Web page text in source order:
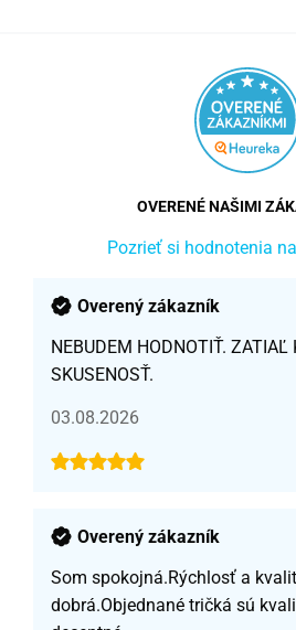
OVERENÉ NAŠIMI
Pozrieť si hodnotenia
Overený zákazník
NEBUDEM HODNOTIŤ. ZATIAĽ
SKUSENOSŤ.
03.08.2026
Overený zákazník
Som spokojná.Rýchlosť a
dobrá.Objednané tričká sú